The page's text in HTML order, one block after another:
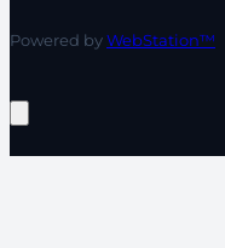
Powered byWebStation™